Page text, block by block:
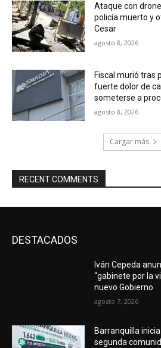
Ataque con
policía muerto y
Cesar
agosto 8, 2026
Fiscal murió tras
fuerte dolor de
someterse a
agosto 8, 2026
Cargar más
RECENT COMMENTS
DESTACADOS
Iván Cepeda
“gabinete por la
nuevo Gobierno
agosto 7, 2026
Barranquilla
segunda